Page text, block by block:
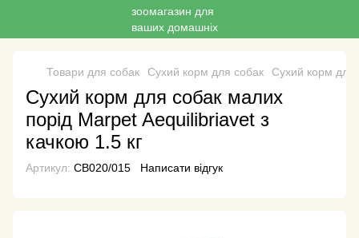
Товари для собак Сухий корм для собак Сухий корм для
Сухий корм для собак малих
порід Marpet Aequilibriavet з
качкою 1.5 кг
Артикул: CB020/015 Написати відгук